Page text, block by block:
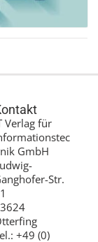
Verlag für
GmbH
Str.
+49 (0)